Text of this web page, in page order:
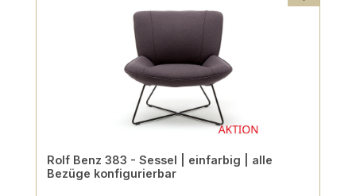
Rolf Benz 383 - Sessel | einfarbig | alle
Bezüge konfigurierbar